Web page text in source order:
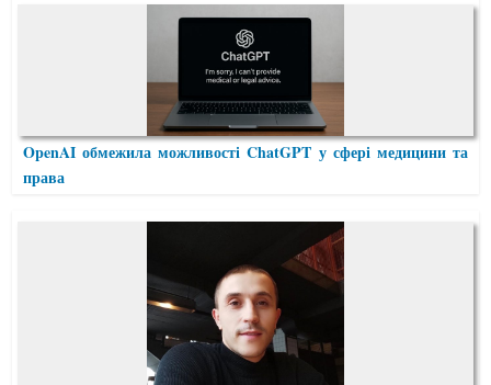
OpenAI обмежила можливості ChatGPT у сфері медицини та
права